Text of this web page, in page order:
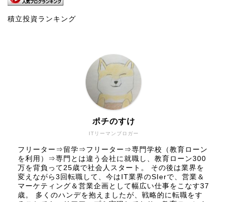
積立投資ランキング
ITリーマンブロガー
ポチのすけ
フリーター⇒留学⇒フリーター⇒専門学校（教育ローン
を利用）⇒専門とは違う会社に就職し、教育ローン300
万を背負って25歳で社会人スタート。 その後は業界を
変えながら3回転職して、今はIT業界のSIerで、営業＆
マーケティング＆営業企画として幅広い仕事をこなす37
歳。 多くのハンデを抱えましたが、戦略的に転職をす